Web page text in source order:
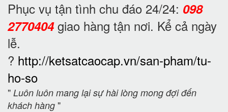
Phục vụ tận tình chu đáo 24/24: 098
2770404giao hàng tận nơi. Kể cả ngày
lễ.
? http://ketsatcaocap.vn/san-pham/tu-
ho-so
" Luôn luôn mang lại sự hài lòng mong đợi đến
khách hàng "